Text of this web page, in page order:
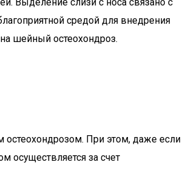
средой для внедрения
шейный остеохондроз.
остеохондрозом. При этом, даже если
осуществляется за счет